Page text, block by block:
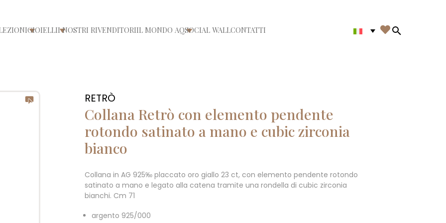
menù
Apri/chiudi menù
GIOIELLIApri/chiudi menù
I NOSTRI RIVENDITORIIL MONDO AQApri/chiudi menù
SOCIAL WALLCONTATTI 
Search in
RETRÒ
Collana Retrò con elemento pendente
rotondo satinato a mano e cubic zirconia
bianco
Collana in AG 925‰ placcato oro giallo 23 ct, con elemento pendente rotondo
satinato a mano e legato alla catena tramite una rondella di cubic zirconia
bianchi. Cm 71
argento 925/000